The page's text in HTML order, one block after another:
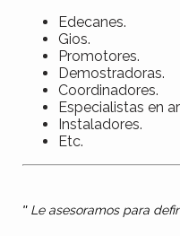
Edecanes.
Gios.
Promotores.
Demostradoras.
Coordinadores.
Especialistas en
Instaladores.
Etc.
"Le asesoramos para